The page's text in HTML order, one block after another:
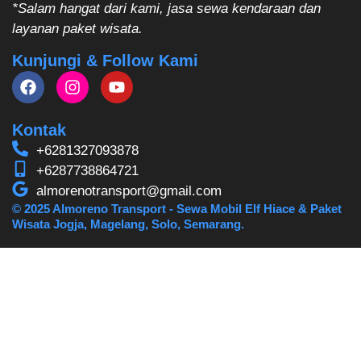
*Salam hangat dari kami, jasa sewa kendaraan dan
layanan paket wisata.
Kunjungi & Follow Kami
Kontak
+6281327093878
+6287738864721
almorenotransport@gmail.com
© 2025 Almoreno Transport - Sewa Mobil Elf Hiace & Paket
Wisata Jogja, Magelang, Solo, Semarang.